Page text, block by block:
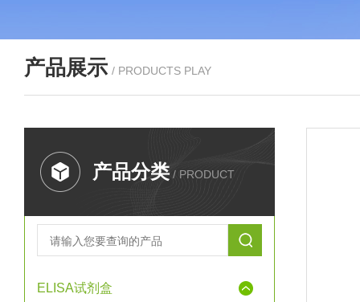
产品展示 / PRODUCTS PLAY
产品分类 / PRODUCT
ELISA试剂盒